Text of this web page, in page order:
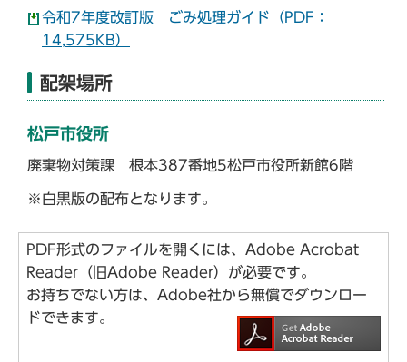
令和7年度改訂版 ごみ処理ガイド（PDF：
14,575KB）
配架場所
松戸市役所
廃棄物対策課 根本387番地5松戸市役所新館6階
※白黒版の配布となります。
PDF形式のファイルを開くには、Adobe Acrobat
Reader（旧Adobe Reader）が必要です。
お持ちでない方は、Adobe社から無償でダウンロー
ドできます。